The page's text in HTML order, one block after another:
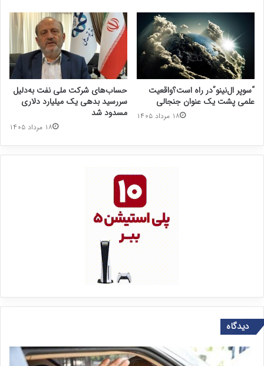
حساب‌های شرکت ملی نفت به‌دلیل
سررسید بدهی یک میلیارد دلاری
مسدود شد
۱۸ مرداد ۱۴۰۵
“سوپر ال‌نینو”در راه است؟واقعیت
علمی پشت یک عنوان جنجالی
۱۸ مرداد ۱۴۰۵
دیدگاه